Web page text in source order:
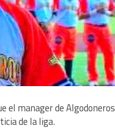
el manager de Algodoneros
de la liga.